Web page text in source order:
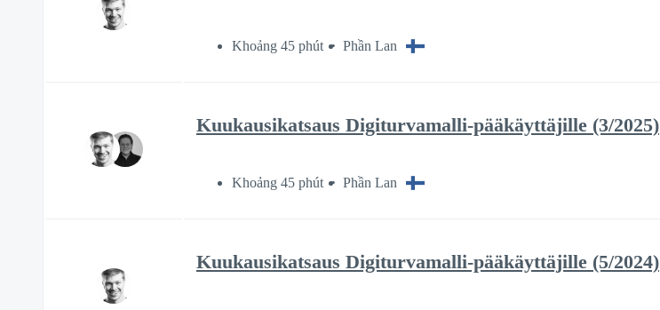
Khoảng 45 phút Phần Lan
Kuukausikatsaus Digiturvamalli-pääkäyttäjille (3/2025)
Khoảng 45 phút Phần Lan
Kuukausikatsaus Digiturvamalli-pääkäyttäjille (5/2024)